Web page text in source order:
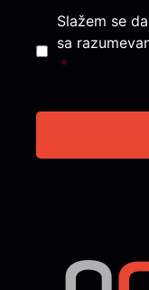
Consent *
Slažem se
sa
*